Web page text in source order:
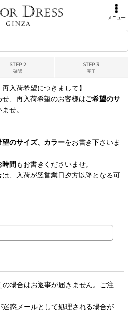
メニュー
STEP 2
確認
STEP 3
完了
入荷希望につきまして】
、再入荷希望のお客様はご希望のサ
せ。
望のサイズ、カラーをお書き下さいま
時間もお書きくださいませ。
は、入荷が翌営業日夕方以降となる可
の場合はお返事が届きません。ご注
迷惑メールとして処理される場合が